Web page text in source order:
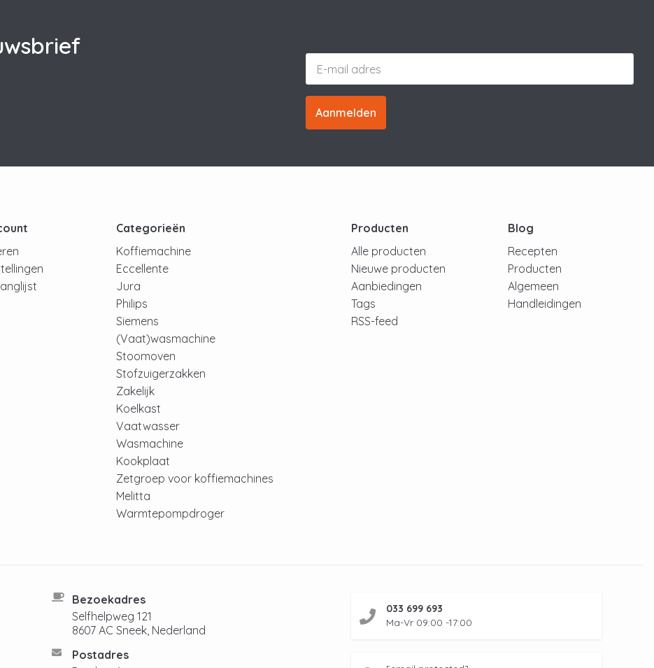
Aanmelden
Categorieën
Koffiemachine
Eccellente
Jura
Philips
Siemens
(Vaat)wasmachine
Stoomoven
Stofzuigerzakken
Zakelijk
Koelkast
Vaatwasser
Wasmachine
Kookplaat
Zetgroep voor koffiemachines
Melitta
Warmtepompdroger
Producten
Alle producten
Nieuwe producten
Aanbiedingen
Tags
RSS-feed
Blog
Recepten
Producten
Algemeen
Handleidingen
Bezoekadres
Selfhelpweg 121
8607 AC Sneek, Nederland
Postadres
033 699 693
Ma-Vr 09:00 -17:00